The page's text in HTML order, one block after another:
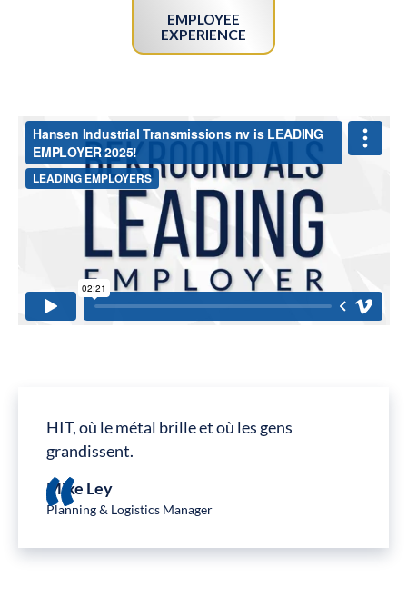
EMPLOYEE
EXPERIENCE
HIT, où le métal brille et où les gens
grandissent.
Mike Ley
Planning & Logistics Manager